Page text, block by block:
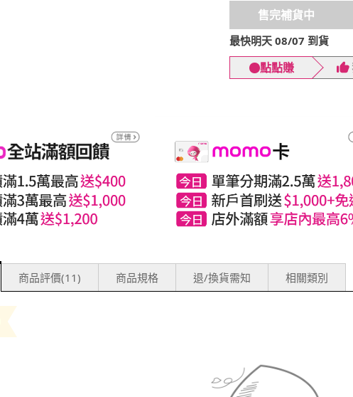
售完補貨中
最快明天 08/07 到貨
點點賺
商品評價(11) 商品規格 退/換貨需知 相關類別